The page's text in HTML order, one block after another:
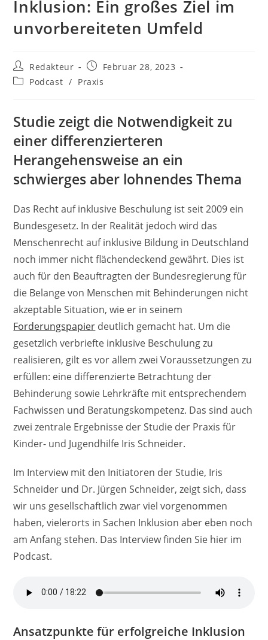
Inklusion: Ein großes Ziel im
unvorbereiteten Umfeld
Beitrags-
Autor:
Redakteur
Beitrag
veröffentlicht:
Februar 28, 2023
Beitrags-
Podcast / Praxis
Studie zeigt die Notwendigkeit zu
einer differenzierteren
Herangehensweise an ein
schwierges aber lohnendes Thema
Das Recht auf inklusive Beschulung ist seit 2009 ein
Bundesgesetz. In der Realität jedoch wird das
Menschenrecht auf inklusive Bildung in Deutschland
noch immer nicht flächendeckend gewährt. Dies ist
auch für den Beauftragten der Bundesregierung für
die Belange von Menschen mit Behinderungen nicht
akzeptable Situation, wie er in seinem
Forderungspapier deutlich gemacht hat. Um die
gesetzlich verbriefte inklusive Beschulung zu
realisieren, gilt es vor allem zwei Voraussetzungen zu
erfüllen: eine differenzierte Betrachtung der
Behinderung sowie Lehrkräfte mit entsprechendem
Fachwissen und Beratungskompetenz. Das sind auch
zwei zentrale Ergebnisse der Studie der Praxis für
Kinder- und Jugendhilfe Iris Schneider.
Im Interview mit den Initiatoren der Studie, Iris
Schneider und Dr. Jürgen Schneider, zeigt sich, dass
wir uns gesellschaftlich zwar viel vorgenommen
haben, vielerorts in Sachen Inklusion aber eben noch
am Anfang stehen. Das Interview finden Sie hier im
Podcast.
Ansatzpunkte für erfolgreiche Inklusion